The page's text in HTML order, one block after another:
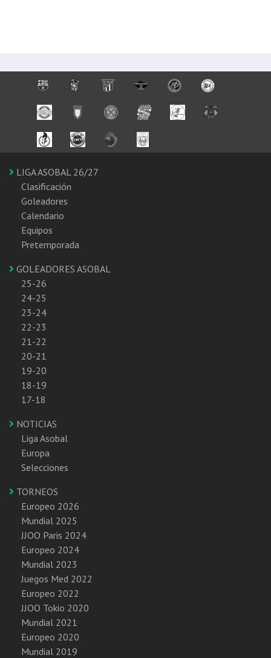
LIGA ASOBAL 26/27
Clasificación
Goleadores
Calendario
Equipos
Pretemporada
GOLEADORES ASOBAL
25-26
24-25
23-24
22-23
21-22
20-21
19-20
18-19
17-18
NOTICIAS
Liga Asobal
Europa
Selecciones
TORNEOS
Europeo 2026
Mundial 2025
JJOO Paris 2024
Europeo 2024
Mundial 2023
Juegos Med 2022
Europeo 2022
JJOO Tokio 2020
Mundial 2021
Europeo 2020
Mundial 2019